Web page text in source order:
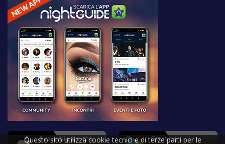
Questo sito utilizza cookie tecnici e di terze parti per le